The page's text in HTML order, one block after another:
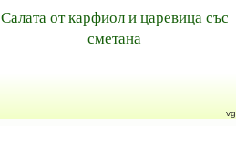
Салата от карфиол и царевица със
сметана
vg